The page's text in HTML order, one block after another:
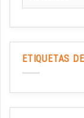
ETIQUETAS